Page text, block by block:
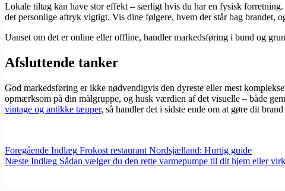
Lokale tiltag kan have stor effekt – særligt hvis du har en fysisk
det personlige aftryk vigtigt. Vis dine følgere, hvem der står bag brandet,
Uanset om det er online eller offline, handler markedsføring i bund og
Afsluttende tanker
God markedsføring er ikke nødvendigvis den dyreste eller mest
opmærksom på din målgruppe, og husk værdien af det visuelle – både
vintage og antikke tæpper, så handler det i sidste ende om at gøre dit
Foregående Indlæg Frokost restaurant Nordsjælland: Hurtig guide
Næste Indlæg Sådan vælger du den rette varmepumpe til dit hjem eller